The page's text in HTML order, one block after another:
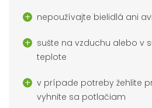
nepoužívajte bielidlá ani
sušte na vzduchu alebo v
teplote
v prípade potreby žehlite
vyhnite sa potlačiam